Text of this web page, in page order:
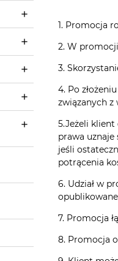
1. Promocja
2. W
3.
4. Po
związanych z
5.Jeżeli
prawa
jeśli
potrącenia
6. Udział w
7. Promocja
8. Promocja